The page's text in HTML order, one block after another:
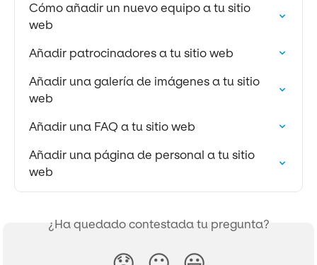
Cómo añadir un nuevo equipo a tu sitio
web
Añadir patrocinadores a tu sitio web
Añadir una galería de imágenes a tu sitio
web
Añadir una FAQ a tu sitio web
Añadir una página de personal a tu sitio
web
¿Ha quedado contestada tu pregunta?